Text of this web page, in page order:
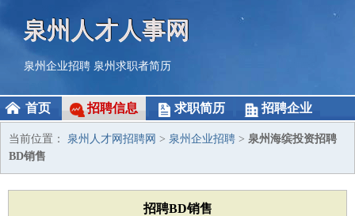
泉州人才人事网
泉州企业招聘 泉州求职者简历
首页 招聘信息 求职简历 招聘企业
当前位置： 泉州人才网招聘网 > 泉州企业招聘 > 泉州海缤投资招聘
BD销售
招聘BD销售